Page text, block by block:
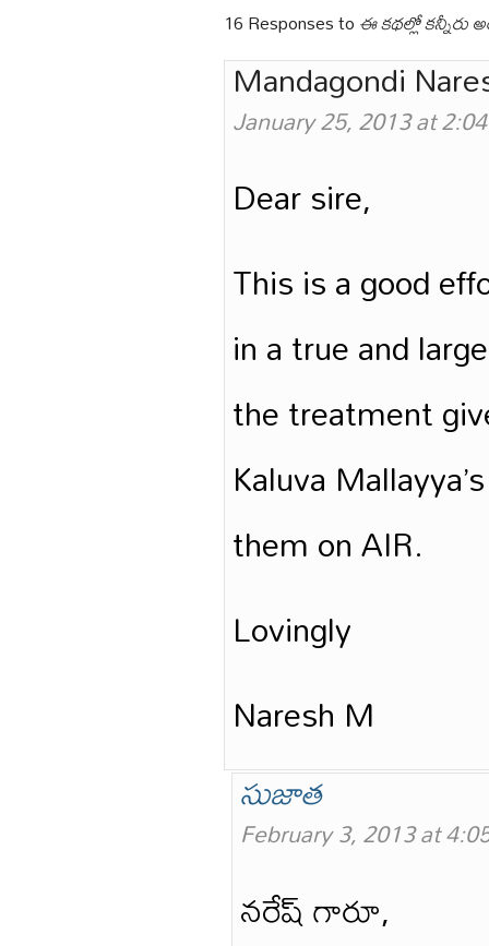
16 Responses toఈ కథల్లో కన్నీరు
Mandagondi
January 25, 2013 at
Dear sire,
This is a good
in a true and
the treatment
Kaluva
them on AIR.
Lovingly
Naresh M
సుజాత
February 3, 2013 at
నరేష్ గారూ,